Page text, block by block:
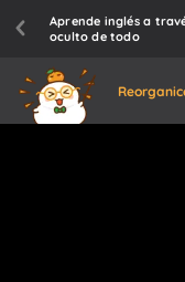
Aprende inglés a
oculto de todo